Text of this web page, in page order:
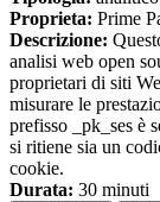
Proprieta: Prime
Descrizione:
analisi web open
proprietari di siti
misurare le
prefisso _pk_ses è
si ritiene sia un
cookie.
Durata: 30 minuti